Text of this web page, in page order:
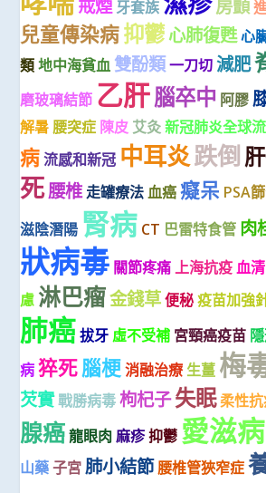
戒煙 牙套族 房顫
兒童傳染病抑鬱心肺復甦心
類 地中海貧血 雙酚類一刀切 減肥
磨玻璃結節 乙肝腦卒中 阿膠
解暑 腰突症 陳皮 艾灸 新冠肺炎全球
病 流感和新冠 中耳炎跌倒
死腰椎 走罐療法 血癌 癡呆 PSA
滋陰潛陽 腎病 CT 巴雷特食管 肉
狀病毒 關節疼痛 上海抗疫 血清
慮 淋巴瘤金錢草 便秘 疫苗加強
肺癌 拔牙 虛不受補 宮頸癌疫苗
病 猝死腦梗 消融治療 生薑 梅
芡實戰勝病毒 枸杞子失眠 柔性
腺癌 龍眼肉 麻疹抑鬱 愛滋病
山藥 子宮 肺小結節腰椎管狹窄症